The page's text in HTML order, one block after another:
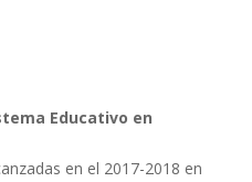
Educativo en
en el 2017-2018 en